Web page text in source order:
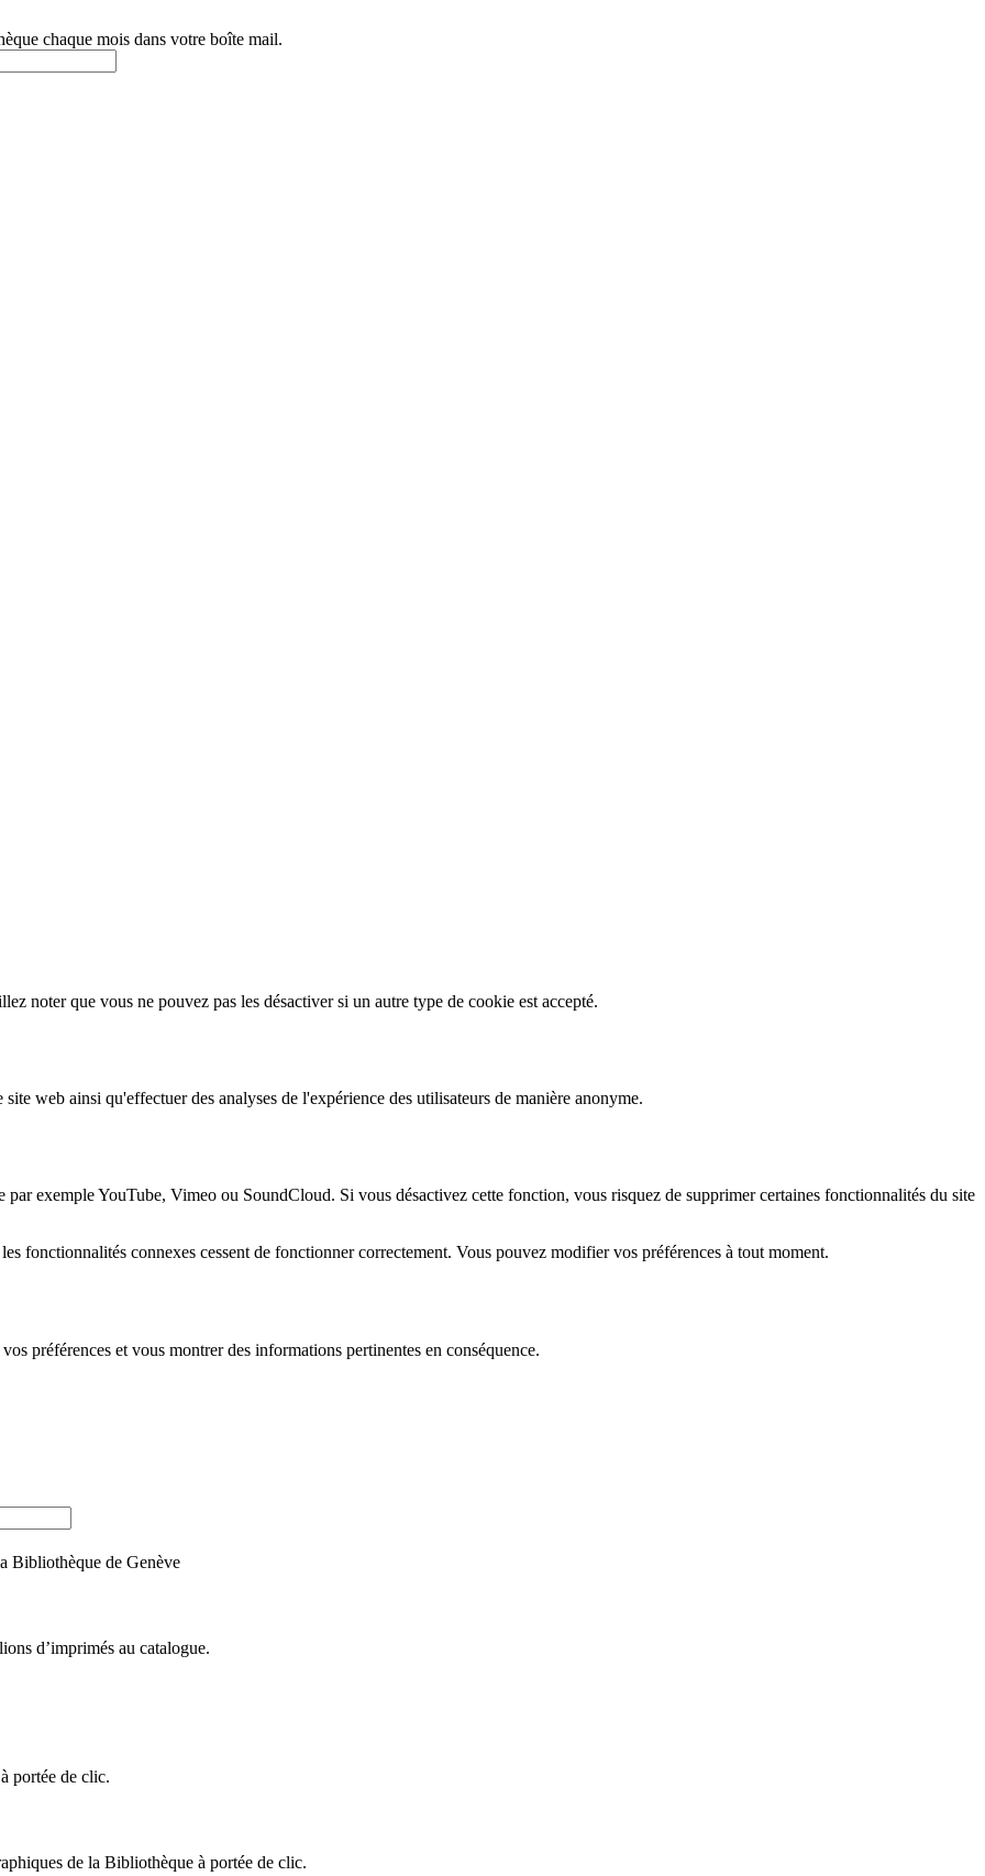
chaque mois dans votre boîte mail.
noter que vous ne pouvez pas les désactiver si un autre type de cookie est accepté.
web ainsi qu'effectuer des analyses de l'expérience des utilisateurs de manière anonyme.
exemple YouTube, Vimeo ou SoundCloud. Si vous désactivez cette fonction, vous risquez de supprimer certaines fonctionnalités du site
fonctionnalités connexes cessent de fonctionner correctement. Vous pouvez modifier vos préférences à tout moment.
préférences et vous montrer des informations pertinentes en conséquence.
Bibliothèque de Genève
d’imprimés au catalogue.
portée de clic.
de la Bibliothèque à portée de clic.